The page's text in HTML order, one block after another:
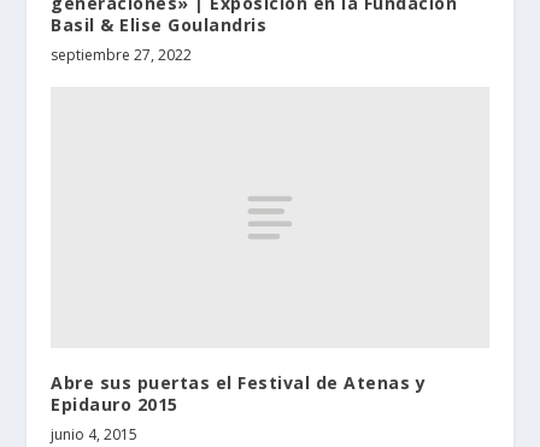
Basil & Elise Goulandris
septiembre 27, 2022
Abre sus puertas el Festival de Atenas y
Epidauro 2015
junio 4, 2015